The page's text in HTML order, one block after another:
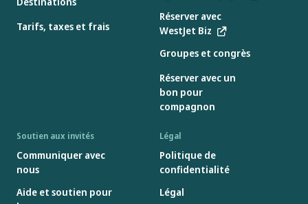
Tarifs, taxes et frais
Réserver avec
WestJet Biz
Groupes et congrès
Réserver avec un
bon pour
compagnon
Soutien aux invités
Communiquer avec
nous
Aide et soutien pour
Légal
Politique de
confidentialité
Légal